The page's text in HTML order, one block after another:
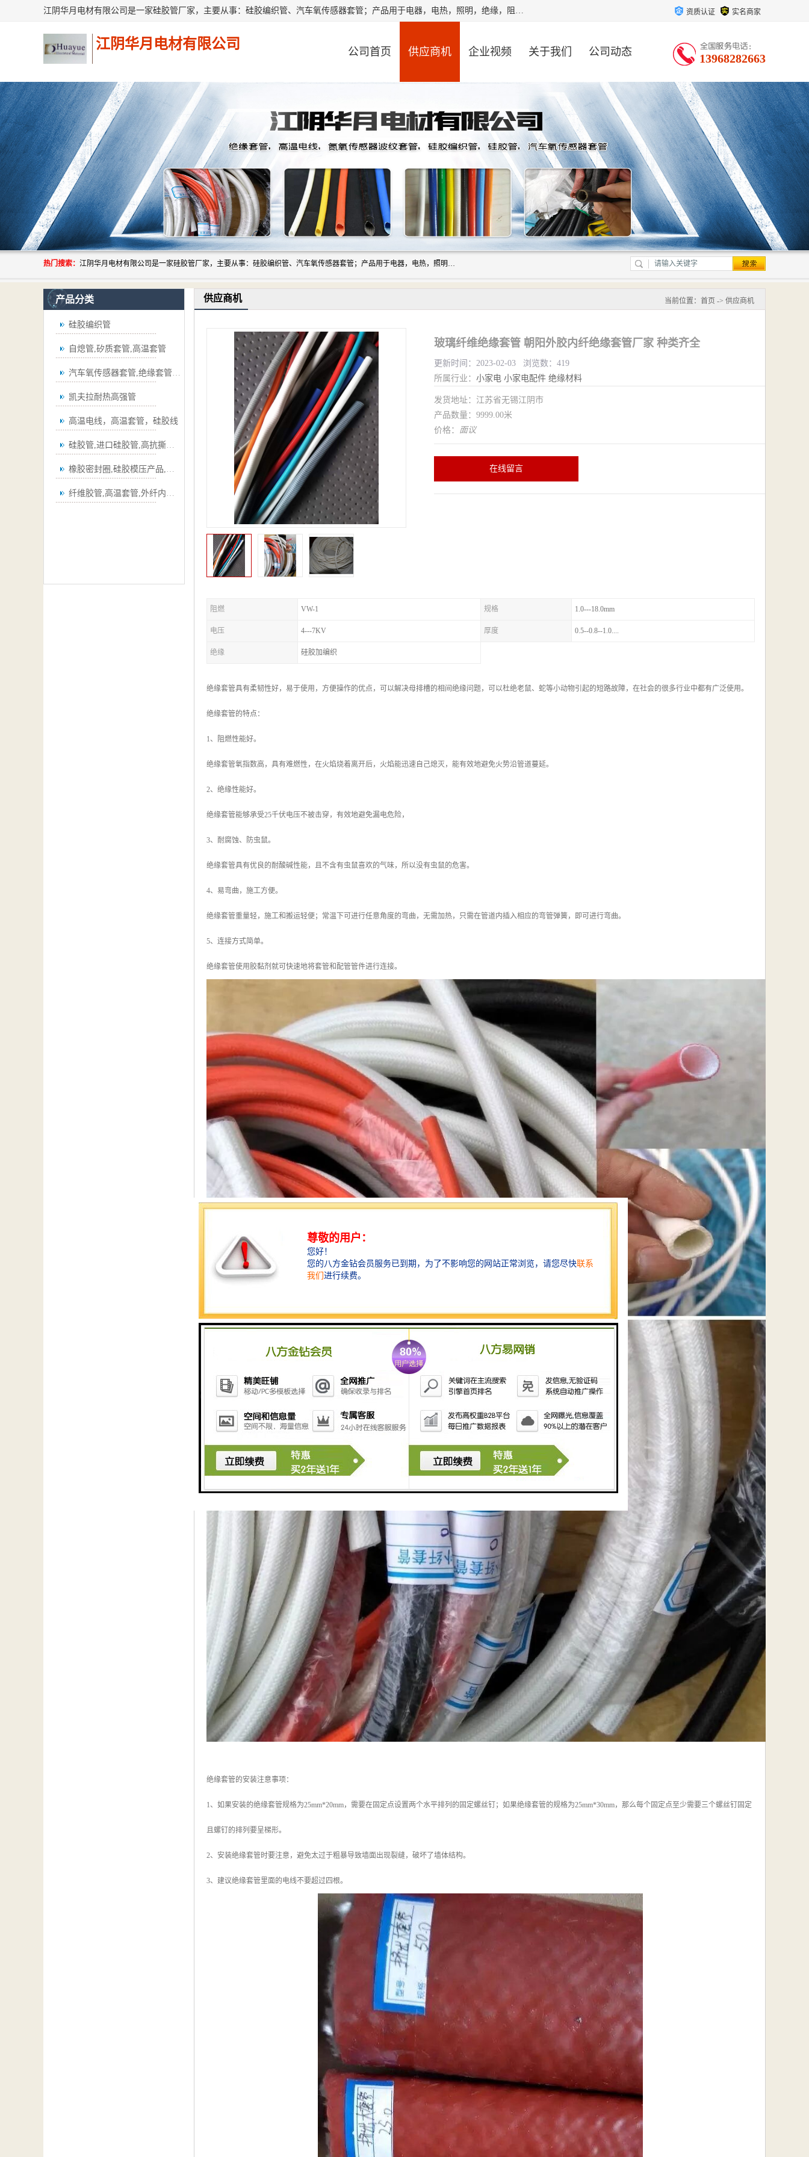
江阴华月电材有限公司是一家硅胶管厂家，主要从事：硅胶编织管、汽车氧传感器套管；产品用于电器，电热，照明，绝缘，阻燃，耐电压，耐热耐高温产品！其中汽车点火线套管，汽车氧传感器套管，波纹套管，平纹套管，外胶内纤套管，波纹橡胶管，多般用于汽车内束线，绝缘，耐高温阻燃，保护等作用。本公司秉承“顾客至上,锐意进取”的经营理念,原则为广大客户提供服务。欢迎广大客户惠顾！ 资质认证 实名商家
江阴华月电材有限公司 公司首页 供应商机 企业视频 关于我们 公司动态 13968282663
热门搜索： 江阴华月电材有限公司是一家硅胶管厂家，主要从事：硅胶编织管、汽车氧传感器套管；产品用于电器，电热，照明，绝缘，阻燃，耐电压，耐热耐高温产品！其中汽车点火线套管，汽车氧传感器套管，波纹套管，平纹套管，外胶内纤套管，波纹橡胶管，多般用于汽车内束线，绝缘，耐高温阻燃，保护等作用。本公司秉承“顾客至上,锐意进取”的经营理念,原则为广大客户提供服务。欢迎广大客户惠顾！
产品分类
硅胶编织管
自熄管,矽质套管,高温套管
汽车氧传感器套管,绝缘套管,波纹管
凯夫拉耐热高强管
高温电线，高温套管，硅胶线
硅胶管,进口硅胶管,高抗撕硅胶管
橡胶密封圈,硅胶模压产品,弯管
纤维胶管,高温套管,外纤内胶套管,
供应商机 当前位置： 首页 -> 供应商机
玻璃纤维绝缘套管 朝阳外胶内纤绝缘套管厂家 种类齐全
更新时间：2023-02-03 浏览数：419
所属行业： 小家电 小家电配件 绝缘材料
发货地址：江苏省无锡江阴市
产品数量：9999.00米
价格： 面议
在线留言
阻燃 VW-1 规格 1.0---18.0mm
电压 4---7KV 厚度 0.5--0.8--1.0....
绝缘 硅胶加编织
绝缘套管具有柔韧性好，易于使用，方便操作的优点，可以解决母排槽的相间绝缘问题，可以杜绝老鼠、蛇等小动物引起的短路故障，在社会的很多行业中都有广泛使用。
绝缘套管的特点：
1、阻燃性能好。
绝缘套管氧指数高，具有难燃性，在火焰烧着离开后，火焰能迅速自己熄灭，能有效地避免火势沿管道蔓延。
2、绝缘性能好。
绝缘套管能够承受25千伏电压不被击穿，有效地避免漏电危险，
3、耐腐蚀、防虫鼠。
绝缘套管具有优良的耐酸碱性能，且不含有虫鼠喜欢的气味，所以没有虫鼠的危害。
4、易弯曲，施工方便。
绝缘套管重量轻，施工和搬运轻便；常温下可进行任意角度的弯曲，无需加热，只需在管道内插入相应的弯管弹簧，即可进行弯曲。
5、连接方式简单。
绝缘套管使用胶黏剂就可快速地将套管和配管管件进行连接。
绝缘套管的安装注意事项：
1、如果安装的绝缘套管规格为25mm*20mm，需要在固定点设置两个水平排列的固定螺丝钉；如果绝缘套管的规格为25mm*30mm，那么每个固定点至少需要三个螺丝钉固定
且螺钉的排列要呈梯形。
2、安装绝缘套管时要注意，避免太过于粗暴导致墙面出现裂缝，破坏了墙体结构。
3、建议绝缘套管里面的电线不要超过四根。